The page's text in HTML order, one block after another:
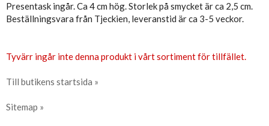
Presentask ingår. Ca 4 cm hög. Storlek på smycket är ca 2,5 cm.
Beställningsvara från Tjeckien, leveranstid är ca 3-5 veckor.
Tyvärr ingår inte denna produkt i vårt sortiment för tillfället.
Till butikens startsida »
Sitemap »